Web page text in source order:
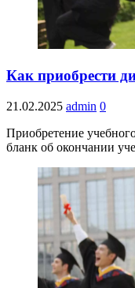
Как приобрести
21.02.2025 admin 0
Приобретение
бланк об окончании